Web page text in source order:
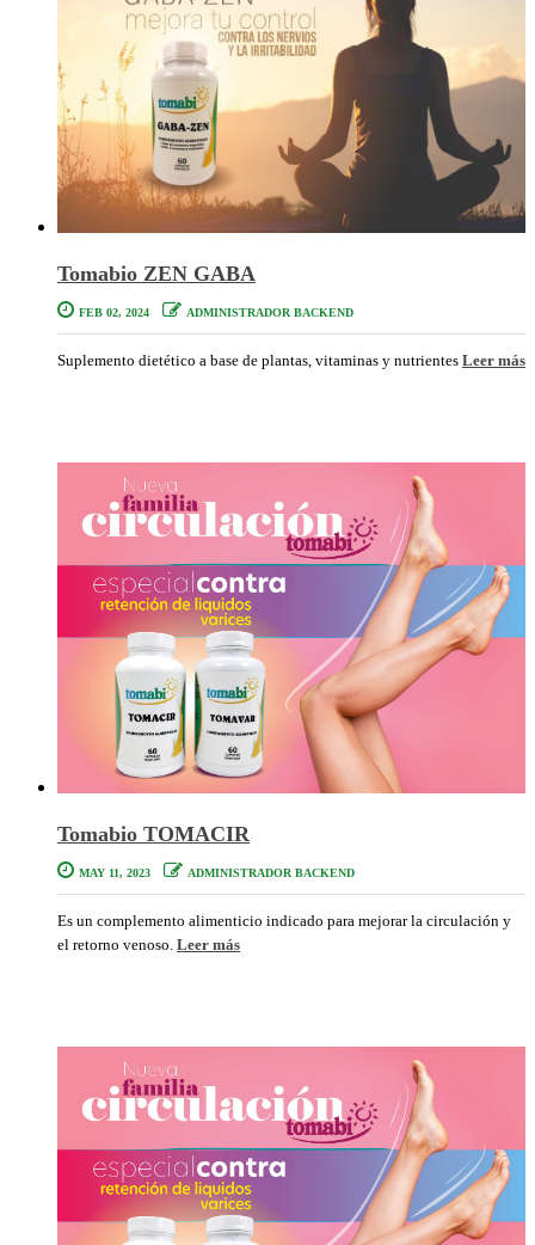
Tomabio ZEN GABA
FEB 02, 2024 ADMINISTRADOR BACKEND
Suplemento dietético a base de plantas, vitaminas y nutrientes Leer más
Tomabio TOMACIR
MAY 11, 2023 ADMINISTRADOR BACKEND
Es un complemento alimenticio indicado para mejorar la circulación y
el retorno venoso. Leer más